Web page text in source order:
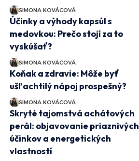
SIMONA KOVÁCOVÁ
Účinky a výhody kapsúl s
medovkou: Prečo stojí za to
vyskúšať?
SIMONA KOVÁCOVÁ
Koňak a zdravie: Môže byť
ušľachtilý nápoj prospešný?
SIMONA KOVÁCOVÁ
Skryté tajomstvá achátových
perál: objavovanie priaznivých
účinkov a energetických
vlastností